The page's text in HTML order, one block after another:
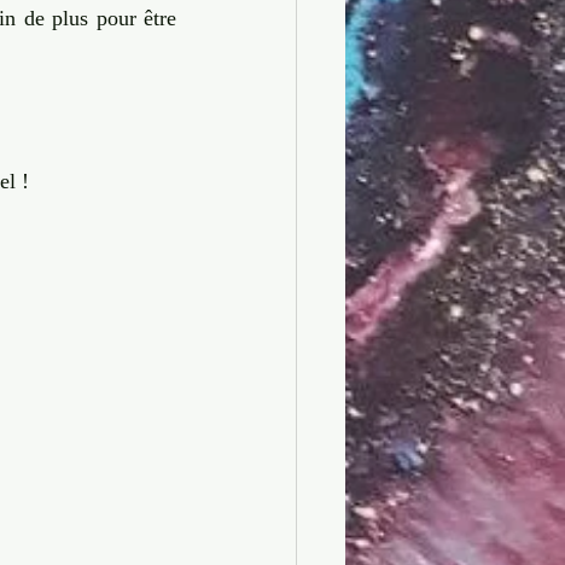
de plus pour être
!